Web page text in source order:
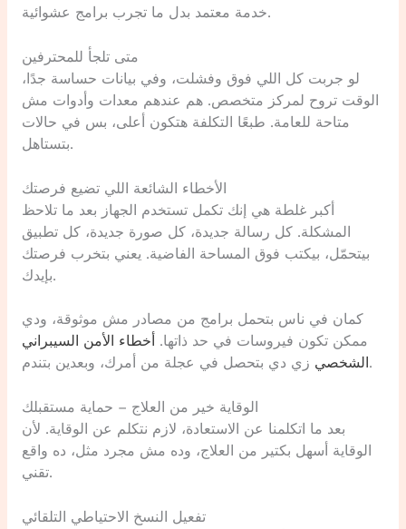
خدمة معتمد بدل ما تجرب برامج عشوائية.
متى تلجأ للمحترفين
لو جربت كل اللي فوق وفشلت، وفي بيانات حساسة جدًا،
الوقت تروح لمركز متخصص. هم عندهم معدات وأدوات مش
متاحة للعامة. طبعًا التكلفة هتكون أعلى، بس في حالات
بتستاهل.
الأخطاء الشائعة اللي تضيع فرصتك
أكبر غلطة هي إنك تكمل تستخدم الجهاز بعد ما تلاحظ
المشكلة. كل رسالة جديدة، كل صورة جديدة، كل تطبيق
بيتحمّل، بيكتب فوق المساحة الفاضية. يعني بتخرب فرصتك
بإيدك.
كمان في ناس بتحمل برامج من مصادر مش موثوقة، ودي
ممكن تكون فيروسات في حد ذاتها.
أخطاء الأمن السيبراني
الشخصي زي دي بتحصل في عجلة من أمرك، وبعدين بتندم.
الوقاية خير من العلاج – حماية مستقبلك
بعد ما اتكلمنا عن الاستعادة، لازم نتكلم عن الوقاية. لأن
الوقاية أسهل بكتير من العلاج، وده مش مجرد مثل، ده واقع
تقني.
تفعيل النسخ الاحتياطي التلقائي